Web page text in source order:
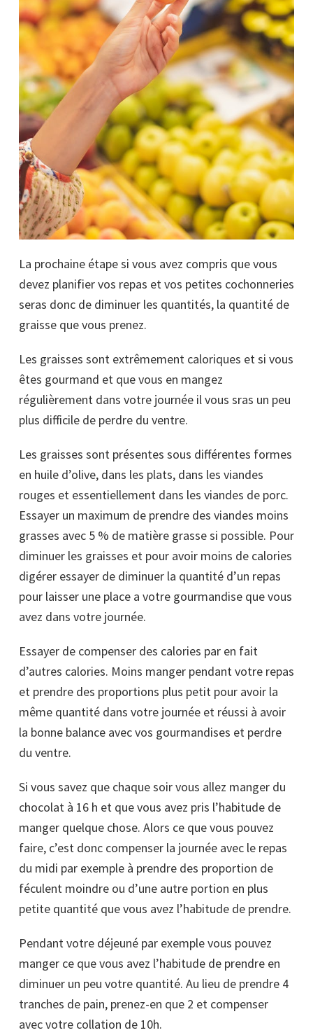
La prochaine étape si vous avez compris que vous
devez planifier vos repas et vos petites cochonneries
seras donc de diminuer les quantités, la quantité de
graisse que vous prenez.
Les graisses sont extrêmement caloriques et si vous
êtes gourmand et que vous en mangez
régulièrement dans votre journée il vous sras un peu
plus difficile de perdre du ventre.
Les graisses sont présentes sous différentes formes
en huile d’olive, dans les plats, dans les viandes
rouges et essentiellement dans les viandes de porc.
Essayer un maximum de prendre des viandes moins
grasses avec 5 % de matière grasse si possible. Pour
diminuer les graisses et pour avoir moins de calories
digérer essayer de diminuer la quantité d’un repas
pour laisser une place a votre gourmandise que vous
avez dans votre journée.
Essayer de compenser des calories par en fait
d’autres calories. Moins manger pendant votre repas
et prendre des proportions plus petit pour avoir la
même quantité dans votre journée et réussi à avoir
la bonne balance avec vos gourmandises et perdre
du ventre.
Si vous savez que chaque soir vous allez manger du
chocolat à 16 h et que vous avez pris l’habitude de
manger quelque chose. Alors ce que vous pouvez
faire, c’est donc compenser la journée avec le repas
du midi par exemple à prendre des proportion de
féculent moindre ou d’une autre portion en plus
petite quantité que vous avez l’habitude de prendre.
Pendant votre déjeuné par exemple vous pouvez
manger ce que vous avez l’habitude de prendre en
diminuer un peu votre quantité. Au lieu de prendre 4
tranches de pain, prenez-en que 2 et compenser
avec votre collation de 10h.